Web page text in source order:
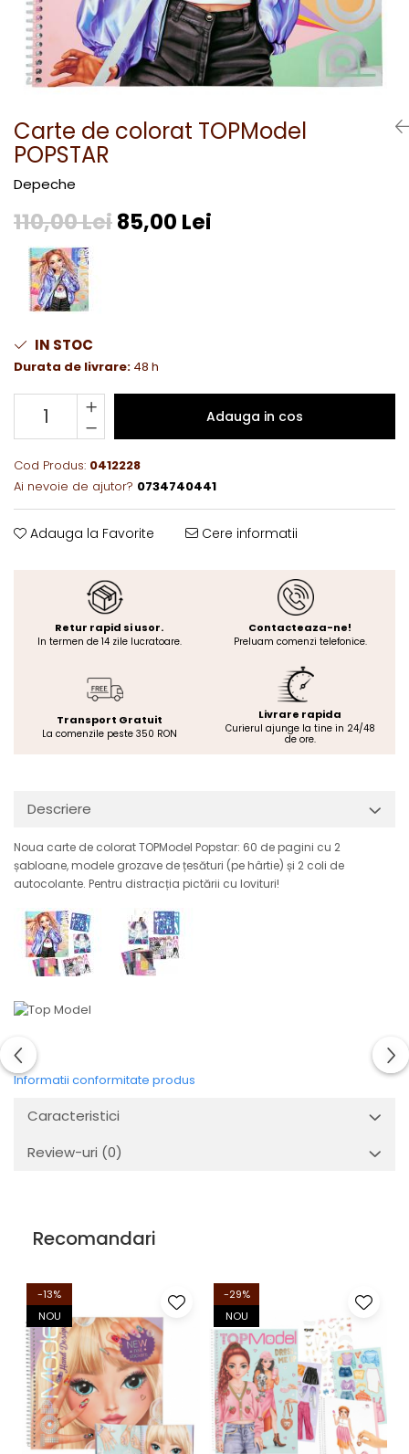
Carte de colorat TOPModel
POPSTAR
Depeche
110,00 Lei85,00 Lei
IN STOC
Durata de livrare: 48 h
Adauga in cos
Cod Produs: 0412228
Ai nevoie de ajutor? 0734740441
Adauga la Favorite Cere informatii
Retur rapid si usor.
In termen de 14 zile lucratoare.
Contacteaza-ne!
Preluam comenzi telefonice.
Transport Gratuit
La comenzile peste 350 RON
Livrare rapida
Curierul ajunge la tine in 24/48
de ore.
Descriere
Noua carte de colorat TOPModel Popstar: 60 de pagini cu 2
șabloane, modele grozave de țesături (pe hârtie) și 2 coli de
autocolante. Pentru distracția pictării cu lovituri!
Informatii conformitate produs
Caracteristici
Review-uri (0)
Recomandari
-13%
NOU
-29%
NOU